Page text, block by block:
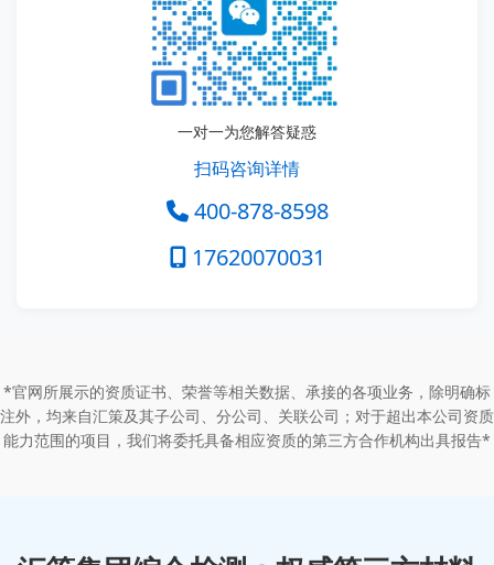
一对一为您解答疑惑
扫码咨询详情
400-878-8598
17620070031
*官网所展示的资质证书、荣誉等相关数据、承接的各项业务，除明确标
注外，均来自汇策及其子公司、分公司、关联公司；对于超出本公司资质
能力范围的项目，我们将委托具备相应资质的第三方合作机构出具报告*